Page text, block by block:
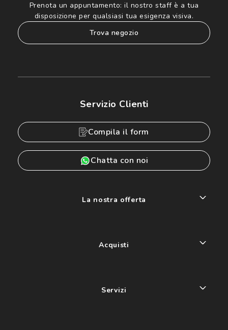
Prenota un appuntamento: il nostro staff è a tua
disposizione per qualsiasi tua esigenza visiva.
trova negozio
Servizio Clienti
Compila il form
Chatta con noi
La nostra offerta
Acquisti
Servizi